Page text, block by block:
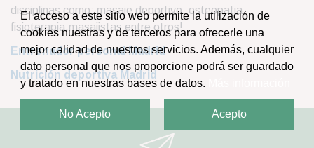
disciplinas como: masaje deportivo, osteopatia,
fisioterapia,masajistas entre otros!
Entrenador personal Madrid
Nutrición deportiva Madrid
El acceso a este sitio web permite la utilización de
cookies nuestras y de terceros para ofrecerle una
mejor calidad de nuestros servicios. Además, cualquier
dato personal que nos proporcione podrá ser guardado
y tratado en nuestras bases de datos.
No Acepto Acepto